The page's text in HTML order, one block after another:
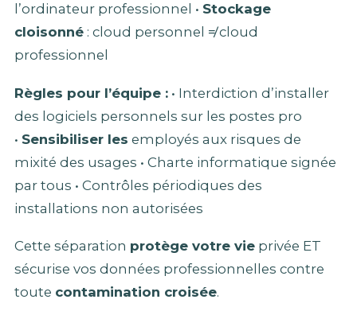
l’ordinateur professionnel • Stockage
cloisonné : cloud personnel ≠ cloud
professionnel
Règles pour l’équipe : • Interdiction d’installer
des logiciels personnels sur les postes pro
• Sensibiliser les employés aux risques de
mixité des usages • Charte informatique signée
par tous • Contrôles périodiques des
installations non autorisées
Cette séparation protège votre vie privée ET
sécurise vos données professionnelles contre
toute contamination croisée.